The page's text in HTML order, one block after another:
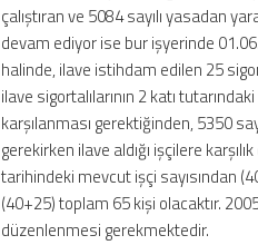
çalıştıran ve 5084 sayılı yasadan
devam ediyor ise bur işyerinde
halinde, ilave istihdam edilen 25
ilave sigortalılarının 2 katı
karşılanması gerektiğinden, 5350
gerekirken ilave aldığı işçilere
tarihindeki mevcut işçi sayısından
(40+25) toplam 65 kişi olacaktır.
düzenlenmesi gerekmektedir.